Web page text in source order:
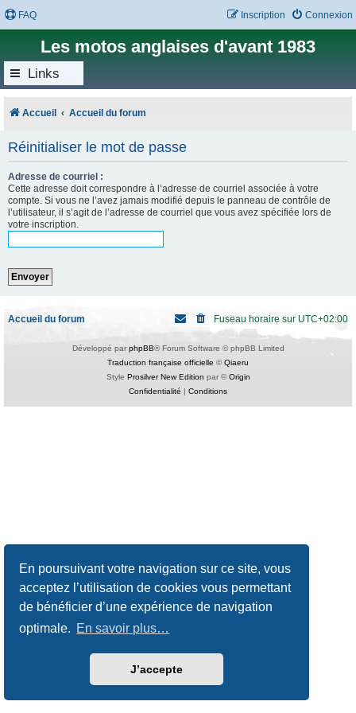
En poursuivant votre navigation sur ce site, vous
acceptez l’utilisation de cookies vous permettant
de bénéficier d’une expérience de navigation
optimale. En savoir plus…
J’accepte
FAQ Connexion
Inscription
Les motos anglaises d'avant 1983
Links
Accueil Accueil du forum
Réinitialiser le mot de passe
Adresse de courriel :
Cette adresse doit correspondre à l’adresse de courriel associée à votre
compte. Si vous ne l’avez jamais modifié depuis le panneau de contrôle de
l’utilisateur, il s’agit de l’adresse de courriel que vous avez spécifiée lors de
votre inscription.
Accueil du forum Fuseau horaire sur UTC+02:00
Développé par phpBB® Forum Software © phpBB Limited
Traduction française officielle ©Qiaeru
Style Prosilver New Edition par ©Origin
Confidentialité
Conditions